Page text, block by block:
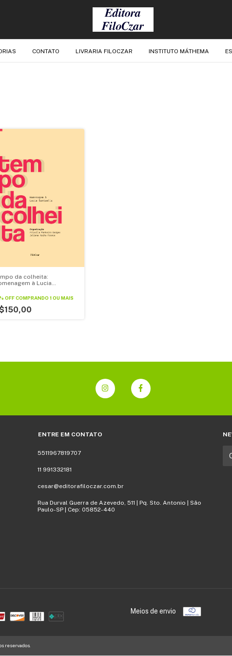
CONTATO LIVRARIA FILOCZAR INSTITUTO MÁTHEMA
da colheita:
à Lucia
OFFCOMPRANDO 1 OU MAIS
ENTRE EM CONTATO
5511967819707
11 991332181
cesar@editorafiloczar.com.br
Rua Durval Guerra de Azevedo, 511 | Pq. Sto. Antonio | São
Paulo-SP | Cep: 05852-440
Meios de envio
reservados.